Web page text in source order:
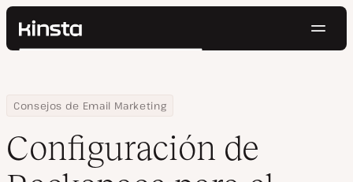
Kinsta®
Precios
Contacto
Buscar
Home
Centro de Recursos
Blog
Consejos de Email Marketing
Configuración de Rackspace para el Correo Electrónico: ¿Qué
Configuración de